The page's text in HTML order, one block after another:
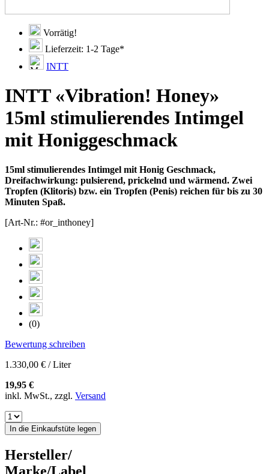
Vorrätig!
Lieferzeit: 1-2 Tage*
INTT
INTT «Vibration! Honey»
15ml stimulierendes Intimgel
mit Honiggeschmack
15ml stimulierendes Intimgel mit Honig Geschmack,
Dreifachwirkung: pulsierend, prickelnd und wärmend. Zwei
Tropfen (Klitoris) bzw. ein Tropfen (Penis) reichen für bis zu 30
Minuten Spaß.
[Art-Nr.: #or_inthoney]
(0)
Bewertung schreiben
1.330,00 € / Liter
19,95 €
inkl. MwSt., zzgl. Versand
In die Einkaufstüte legen
Hersteller/
Marke/Label